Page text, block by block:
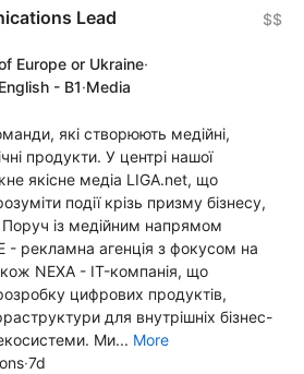
Lead $$
Europe or Ukraine·
English - B1·Media
які створюють медійні,
продукти. У центрі нашої
якісне медіа LIGA.net, що
події крізь призму бізнесу,
із медійним напрямом
- рекламна агенція з фокусом на
NEXA - IT-компанія, що
цифрових продуктів,
для внутрішніх бізнес-
Ми... More
·7d